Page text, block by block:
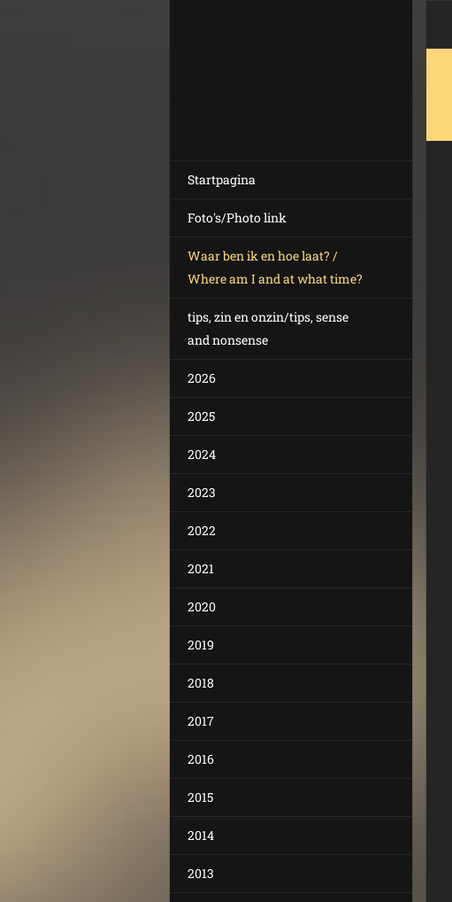
Startpagina
Foto's/Photo link
Waar ben ik en hoe laat? /
Where am I and at what time?
tips, zin en onzin/tips, sense
and nonsense
2026
2025
2024
2023
2022
2021
2020
2019
2018
2017
2016
2015
2014
2013